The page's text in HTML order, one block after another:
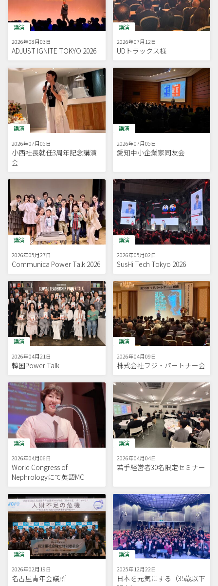
講演
2026年08月03日
ADJUST IGNITE TOKYO 2026
講演
2026年07月12日
UDトラックス様
講演
2026年07月05日
小西社長就任3周年記念講演
会
講演
2026年07月05日
愛知中小企業家同友会
講演
2026年05月27日
Communica Power Talk 2026
講演
2026年05月02日
SusHi Tech Tokyo 2026
講演
2026年04月21日
韓国Power Talk
講演
2026年04月09日
株式会社フジ・パートナー会
講演
2026年04月06日
World Congress of
Nephrologyにて英語MC
講演
2026年04月04日
若手経営者30名限定セミナー
講演
2026年02月19日
名古屋青年会議所
講演
2025年12月22日
日本を元気にする（35歳以下